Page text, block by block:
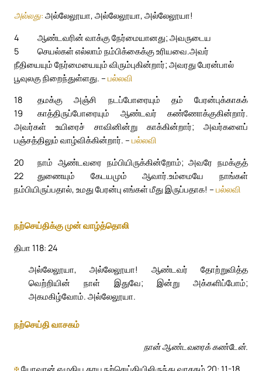
அல்லது: அல்லேலூயா, அல்லேலூயா, அல்லேலூயா!
4
ஆண்டவரின் வாக்கு நேர்மையானது; அவருடைய
செயல்கள் எல்லாம் நம்பிக்கைக்கு உரியவை.
5
அவர்
நீதியையும் நேர்மையையும் விரும்புகின்றார்; அவரது பேரன்பால்
பூவுலகு நிறைந்துள்ளது. – பல்லவி
18
தமக்கு அஞ்சி நடப்போரையும் தம் பேரன்புக்காகக்
காத்திருப்போரையும் ஆண்டவர் கண்ணோக்குகின்றார்.
19
அவர்கள் உயிரைச் சாவினின்று காக்கின்றார்; அவர்களைப்
பஞ்சத்திலும் வாழ்விக்கின்றார். – பல்லவி
20
நாம் ஆண்டவரை நம்பியிருக்கின்றோம்; அவரே நமக்குத்
துணையும் கேடயமும் ஆவார்.
22
உம்மையே நாங்கள்
நம்பியிருப்பதால், உமது பேரன்பு எங்கள் மீது இருப்பதாக! – பல்லவி
நற்செய்திக்கு முன் வாழ்த்தொலி
திபா 118: 24
அல்லேலூயா, அல்லேலூயா! ஆண்டவர் தோற்றுவித்த
வெற்றியின் நாள் இதுவே; இன்று அக்களிப்போம்;
அகமகிழ்வோம். அல்லேலூயா.
நற்செய்தி வாசகம்
நான் ஆண்டவரைக் கண்டேன்.
✠யோவான் எழுதிய தூய நற்செய்தியிலிருந்து வாசகம் 20: 11-18